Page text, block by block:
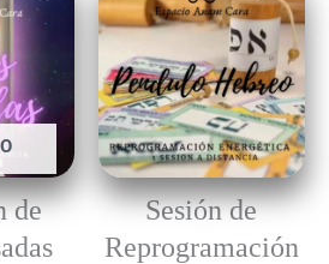
de
Sesión de
Reprogramación